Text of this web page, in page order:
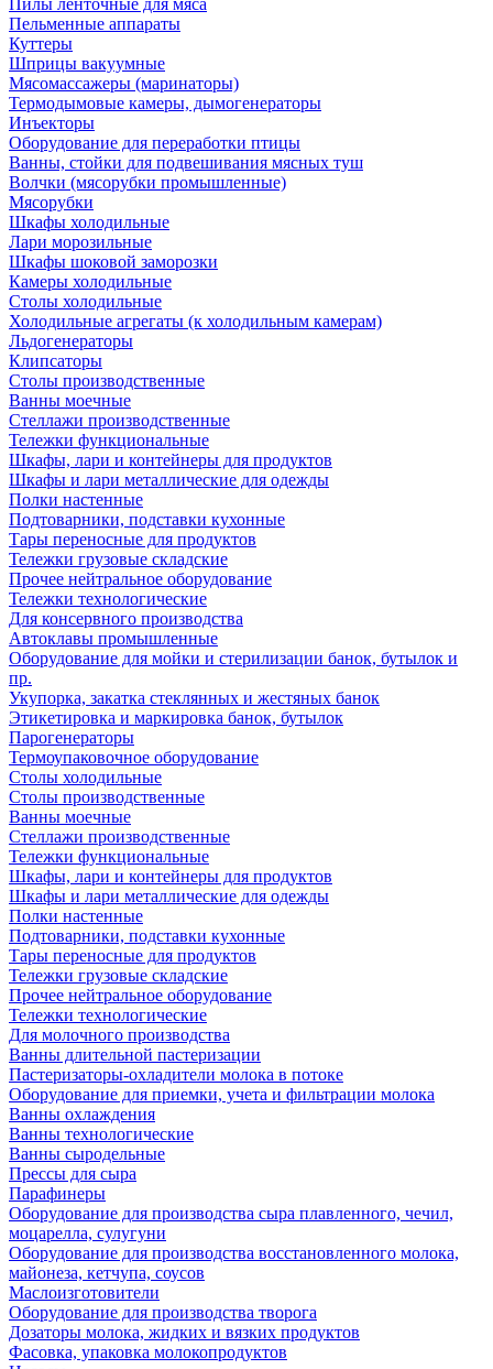
Пилы ленточные для мяса
Пельменные аппараты
Куттеры
Шприцы вакуумные
Мясомассажеры (маринаторы)
Термодымовые камеры, дымогенераторы
Инъекторы
Оборудование для переработки птицы
Ванны, стойки для подвешивания мясных туш
Волчки (мясорубки промышленные)
Мясорубки
Шкафы холодильные
Лари морозильные
Шкафы шоковой заморозки
Камеры холодильные
Столы холодильные
Холодильные агрегаты (к холодильным камерам)
Льдогенераторы
Клипсаторы
Столы производственные
Ванны моечные
Стеллажи производственные
Тележки функциональные
Шкафы, лари и контейнеры для продуктов
Шкафы и лари металлические для одежды
Полки настенные
Подтоварники, подставки кухонные
Тары переносные для продуктов
Тележки грузовые складские
Прочее нейтральное оборудование
Тележки технологические
Для консервного производства
Автоклавы промышленные
Оборудование для мойки и стерилизации банок, бутылок и
пр.
Укупорка, закатка стеклянных и жестяных банок
Этикетировка и маркировка банок, бутылок
Парогенераторы
Термоупаковочное оборудование
Столы холодильные
Столы производственные
Ванны моечные
Стеллажи производственные
Тележки функциональные
Шкафы, лари и контейнеры для продуктов
Шкафы и лари металлические для одежды
Полки настенные
Подтоварники, подставки кухонные
Тары переносные для продуктов
Тележки грузовые складские
Прочее нейтральное оборудование
Тележки технологические
Для молочного производства
Ванны длительной пастеризации
Пастеризаторы-охладители молока в потоке
Оборудование для приемки, учета и фильтрации молока
Ванны охлаждения
Ванны технологические
Ванны сыродельные
Прессы для сыра
Парафинеры
Оборудование для производства сыра плавленного, чечил,
моцарелла, сулугуни
Оборудование для производства восстановленного молока,
майонеза, кетчупа, соусов
Маслоизготовители
Оборудование для производства творога
Дозаторы молока, жидких и вязких продуктов
Фасовка, упаковка молокопродуктов